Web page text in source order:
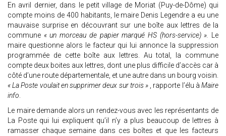
En avril dernier, dans le petit village de Moriat (Puy-de-Dôme) qui
compte moins de 400 habitants, le maire Denis Legendre a eu une
mauvaise surprise en découvrant sur une boîte aux lettres de la
commune « un morceau de papier marqué HS (hors-service) ». Le
maire questionne alors le facteur qui lui annonce la suppression
programmée de cette boîte aux lettres. Au total, la commune
compte deux boites aux lettres, dont une plus difficile d’accès car à
côté d’une route départementale, et une autre dans un bourg voisin.
« La Poste voulait en supprimer deux sur trois » , rapporte l’élu àMaire
info.
Le maire demande alors un rendez-vous avec les représentants de
La Poste qui lui expliquent qu’il n’y a plus beaucoup de lettres à
ramasser chaque semaine dans ces boîtes et que les facteurs